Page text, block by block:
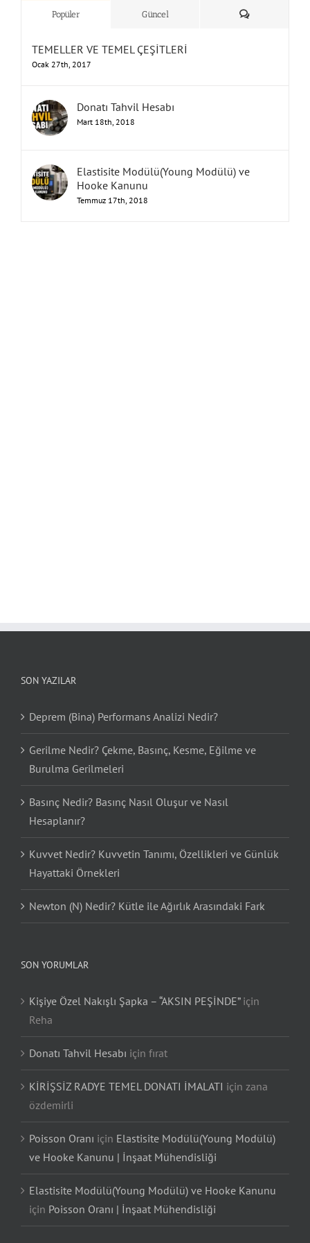
Popüler Güncel Yorum
TEMELLER VE TEMEL ÇEŞİTLERİ
Ocak 27th, 2017
Donatı Tahvil Hesabı
Mart 18th, 2018
Elastisite Modülü(Young Modülü) ve
Hooke Kanunu
Temmuz 17th, 2018
SON YAZILAR
Deprem (Bina) Performans Analizi Nedir?
Gerilme Nedir? Çekme, Basınç, Kesme, Eğilme ve
Burulma Gerilmeleri
Basınç Nedir? Basınç Nasıl Oluşur ve Nasıl
Hesaplanır?
Kuvvet Nedir? Kuvvetin Tanımı, Özellikleri ve Günlük
Hayattaki Örnekleri
Newton (N) Nedir? Kütle ile Ağırlık Arasındaki Fark
SON YORUMLAR
Kişiye Özel Nakışlı Şapka – “AKSIN PEŞİNDE”için
Reha
Donatı Tahvil Hesabı için fırat
KİRİŞSİZ RADYE TEMEL DONATI İMALATI için zana
özdemirli
Poisson Oranı için Elastisite Modülü(Young Modülü)
ve Hooke Kanunu | İnşaat Mühendisliği
Elastisite Modülü(Young Modülü) ve Hooke Kanunu
için Poisson Oranı | İnşaat Mühendisliği